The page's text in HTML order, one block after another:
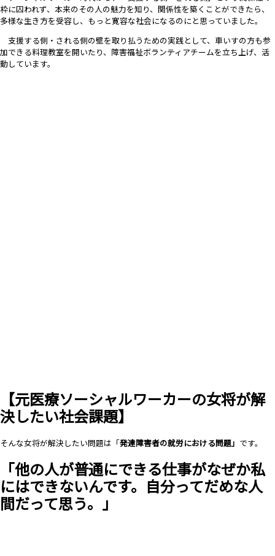
枠に囚われず、本来のその人の魅力を知り、関係性を築くことができたら、
多様な生き方を受容し、もっと寛容な社会になるのにと思っていました。
支援する側・される側の壁を取り払うための実践として、 車いすの方も参
加できる料理教室を開いたり、障害福祉ボランティアチームを立ち上げ、活
動しています。
【元医療ソーシャルワーカーの女将が解
決したい社会課題】
そんな女将が解決したい問題は「発達障害者の就労における問題」 です。
「他の人が普通にできる仕事がなぜか私
にはできないんです。 自分ってだめな人
間だって思う。」